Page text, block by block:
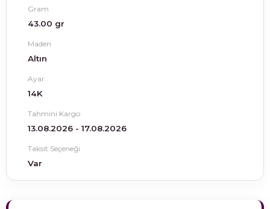
Gram
43.00 gr
Maden
Altın
Ayar
14K
Tahmini Kargo
13.08.2026 - 17.08.2026
Taksit Seçeneği
Var